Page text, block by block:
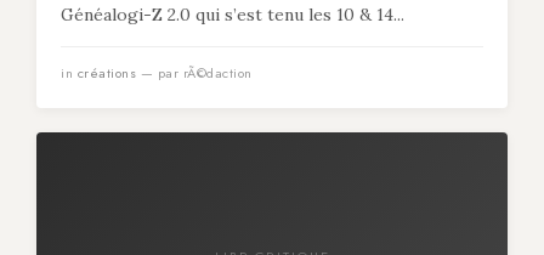
Généalogi-Z 2.0 qui s’est tenu les 10 & 14...
in créations — par rÃ©daction